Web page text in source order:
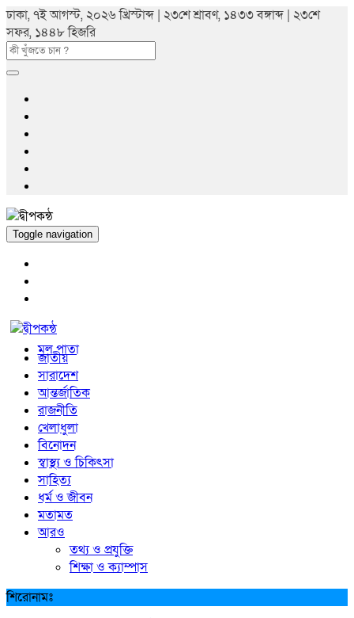
ঢাকা, ৭ই আগস্ট, ২০২৬ খ্রিস্টাব্দ | ২৩শে শ্রাবণ, ১৪৩৩ বঙ্গাব্দ | ২৩শে
সফর, ১৪৪৮ হিজরি
Toggle navigation
মুল পাতা
জাতীয়
সারাদেশ
আন্তর্জাতিক
রাজনীতি
খেলাধুলা
বিনোদন
স্বাস্থ্য ও চিকিৎসা
সাহিত্য
ধর্ম ও জীবন
মতামত
আরও
তথ্য ও প্রযুক্তি
শিক্ষা ও ক্যাম্পাস
শিরোনামঃ